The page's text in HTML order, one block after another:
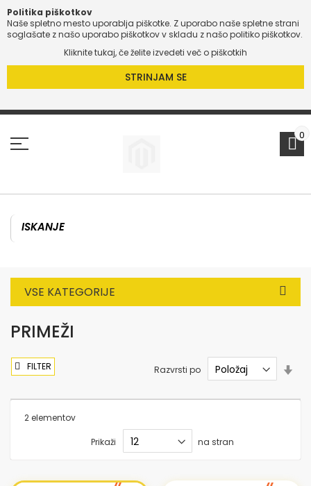
Politika piškotkov
Naše spletno mesto uporablja piškotke. Z uporabo naše spletne strani
soglašate z našo uporabo piškotkov v skladu z našo politiko piškotkov.
Kliknite tukaj, če želite izvedeti več o piškotkih
STRINJAM SE
Preskoči
0
VSE KATEGORIJE
PRIMEŽI
2elementov
Prikaži na stran
Razvrsti po
FILTER